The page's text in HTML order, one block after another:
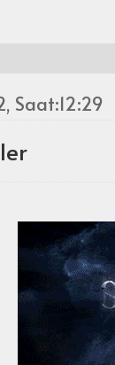
Saat:12:29